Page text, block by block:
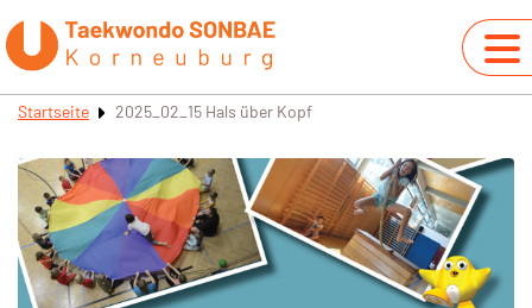
Startseite 2025_02_15 Hals über Kopf